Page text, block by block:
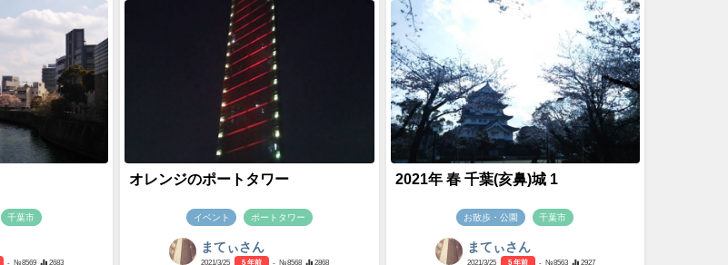
千葉市
- №8569 2683
オレンジのポートタワー
イベント ポートタワー
まてぃさん
2021/3/25 5 年前 - №8568 2868
2021年 春 千葉(亥鼻)城 1
お散歩・公園 千葉市
まてぃさん
2021/3/25 5 年前 - №8563 2927